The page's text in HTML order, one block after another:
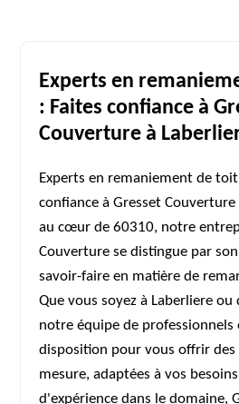
Experts en
: Faites confiance à
Couverture à
Experts en remaniement de
confiance à Gresset
au cœur de 60310, notre
Couverture se distingue par
savoir-faire en matière de
Que vous soyez à Laberliere ou
notre équipe de professionnels
disposition pour vous offrir des
mesure, adaptées à vos
d'expérience dans le domaine,